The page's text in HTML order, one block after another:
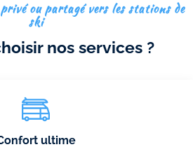
nos services ?
ou partagé vers les stations de
ski
ultime